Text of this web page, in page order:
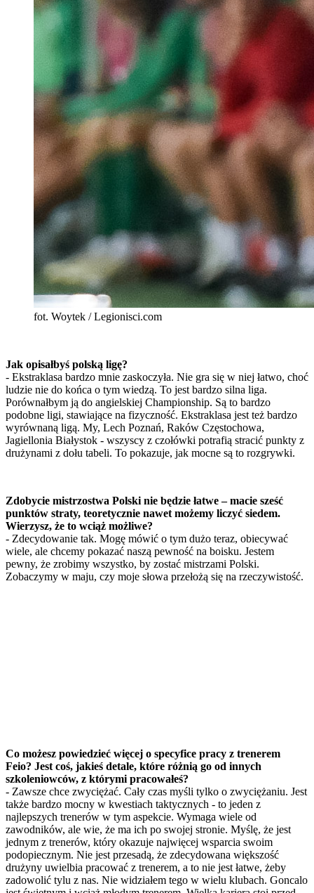
fot. Woytek / Legionisci.com
Jak opisałbyś polską ligę?
- Ekstraklasa bardzo mnie zaskoczyła. Nie gra się w niej łatwo, choć
ludzie nie do końca o tym wiedzą. To jest bardzo silna liga.
Porównałbym ją do angielskiej Championship. Są to bardzo
podobne ligi, stawiające na fizyczność. Ekstraklasa jest też bardzo
wyrównaną ligą. My, Lech Poznań, Raków Częstochowa,
Jagiellonia Białystok - wszyscy z czołówki potrafią stracić punkty z
drużynami z dołu tabeli. To pokazuje, jak mocne są to rozgrywki.
Zdobycie mistrzostwa Polski nie będzie łatwe – macie sześć
punktów straty, teoretycznie nawet możemy liczyć siedem.
Wierzysz, że to wciąż możliwe?
- Zdecydowanie tak. Mogę mówić o tym dużo teraz, obiecywać
wiele, ale chcemy pokazać naszą pewność na boisku. Jestem
pewny, że zrobimy wszystko, by zostać mistrzami Polski.
Zobaczymy w maju, czy moje słowa przełożą się na rzeczywistość.
Co możesz powiedzieć więcej o specyfice pracy z trenerem
Feio? Jest coś, jakieś detale, które różnią go od innych
szkoleniowców, z którymi pracowałeś?
- Zawsze chce zwyciężać. Cały czas myśli tylko o zwyciężaniu. Jest
także bardzo mocny w kwestiach taktycznych - to jeden z
najlepszych trenerów w tym aspekcie. Wymaga wiele od
zawodników, ale wie, że ma ich po swojej stronie. Myślę, że jest
jednym z trenerów, który okazuje najwięcej wsparcia swoim
podopiecznym. Nie jest przesadą, że zdecydowana większość
drużyny uwielbia pracować z trenerem, a to nie jest łatwe, żeby
zadowolić tylu z nas. Nie widziałem tego w wielu klubach. Goncalo